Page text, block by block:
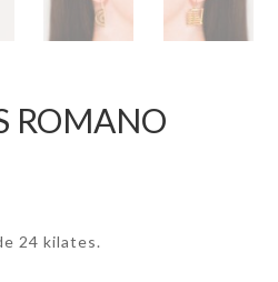
ROMANO
24 kilates.